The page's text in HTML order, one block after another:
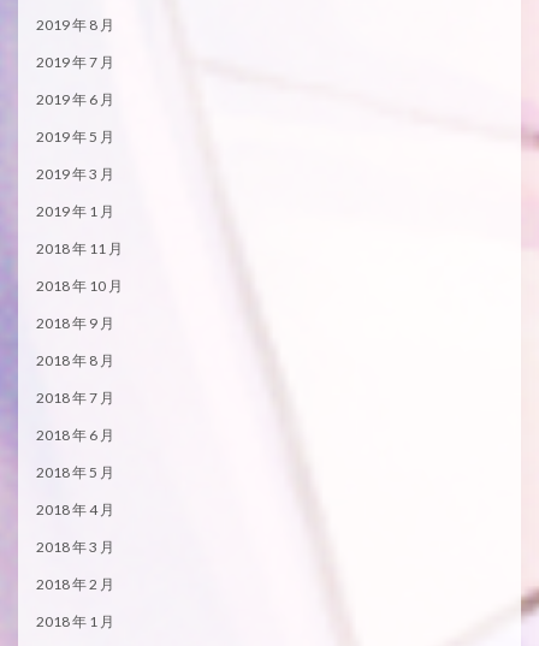
2019 年 8 月
2019 年 7 月
2019 年 6 月
2019 年 5 月
2019 年 3 月
2019 年 1 月
2018 年 11 月
2018 年 10 月
2018 年 9 月
2018 年 8 月
2018 年 7 月
2018 年 6 月
2018 年 5 月
2018 年 4 月
2018 年 3 月
2018 年 2 月
2018 年 1 月